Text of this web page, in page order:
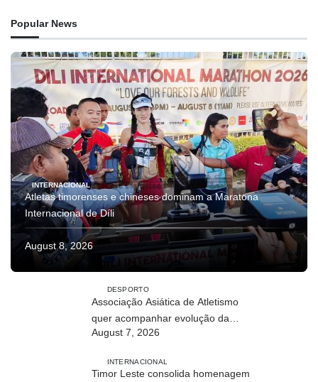
Popular News
INTERNACIONAL
Atletas timorenses e chineses dominam a Maratona
Internacional de Díli
August 8, 2026
DESPORTO
Associação Asiática de Atletismo
quer acompanhar evolução da
modalidade em Timor Leste
August 7, 2026
INTERNACIONAL
Timor Leste consolida homenagem